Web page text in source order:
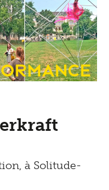
à Solitude-